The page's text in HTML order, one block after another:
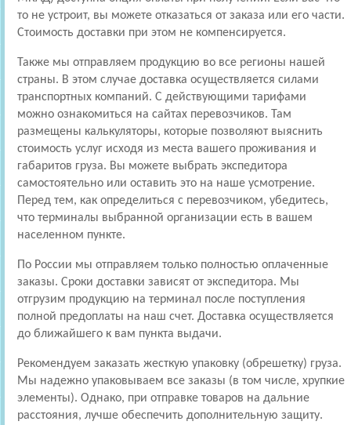
то не устроит, вы можете отказаться от заказа или его части.
Стоимость доставки при этом не компенсируется.
Также мы отправляем продукцию во все регионы нашей
страны. В этом случае доставка осуществляется силами
транспортных компаний. С действующими тарифами
можно ознакомиться на сайтах перевозчиков. Там
размещены калькуляторы, которые позволяют выяснить
стоимость услуг исходя из места вашего проживания и
габаритов груза. Вы можете выбрать экспедитора
самостоятельно или оставить это на наше усмотрение.
Перед тем, как определиться с перевозчиком, убедитесь,
что терминалы выбранной организации есть в вашем
населенном пункте.
По России мы отправляем только полностью оплаченные
заказы. Сроки доставки зависят от экспедитора. Мы
отгрузим продукцию на терминал после поступления
полной предоплаты на наш счет. Доставка осуществляется
до ближайшего к вам пункта выдачи.
Рекомендуем заказать жесткую упаковку (обрешетку) груза.
Мы надежно упаковываем все заказы (в том числе, хрупкие
элементы). Однако, при отправке товаров на дальние
расстояния, лучше обеспечить дополнительную защиту.